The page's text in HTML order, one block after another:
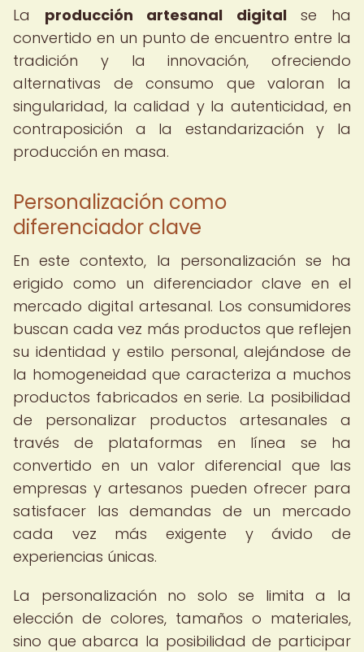
La producción artesanal digitalse ha
convertido en un punto de encuentro entre la
tradición y la innovación, ofreciendo
alternativas de consumo que valoran la
singularidad, la calidad y la autenticidad, en
contraposición a la estandarización y la
producción en masa.
Personalización como
diferenciador clave
En este contexto, la personalización se ha
erigido como un diferenciador clave en el
mercado digital artesanal. Los consumidores
buscan cada vez más productos que reflejen
su identidad y estilo personal, alejándose de
la homogeneidad que caracteriza a muchos
productos fabricados en serie. La posibilidad
de personalizar productos artesanales a
través de plataformas en línea se ha
convertido en un valor diferencial que las
empresas y artesanos pueden ofrecer para
satisfacer las demandas de un mercado
cada vez más exigente y ávido de
experiencias únicas.
La personalización no solo se limita a la
elección de colores, tamaños o materiales,
sino que abarca la posibilidad de participar